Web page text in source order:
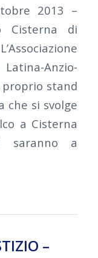
2013 –
Cisterna di
Anzio-
stand
che si svolge
a Cisterna
saranno a
–